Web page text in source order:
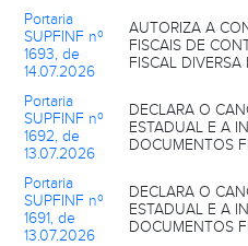
Portaria
SUPFINF nº
1693, de
14.07.2026
AUTORIZA A
FISCAIS DE
FISCAL
Portaria
SUPFINF nº
1692, de
13.07.2026
DECLARA O
ESTADUAL E A
DOCUMENTOS
Portaria
SUPFINF nº
1691, de
13.07.2026
DECLARA O
ESTADUAL E A
DOCUMENTOS